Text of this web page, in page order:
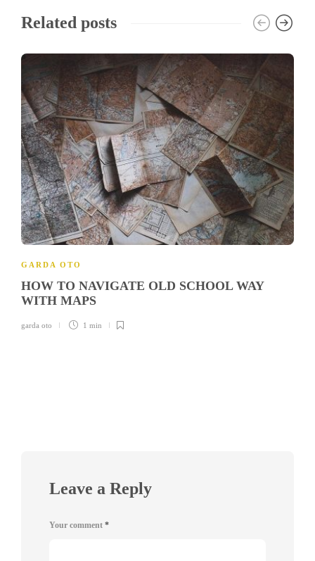
Related posts
GARDA OTO
HOW TO NAVIGATE OLD SCHOOL WAY
WITH MAPS
garda oto 1 min
Leave a Reply
Your comment *